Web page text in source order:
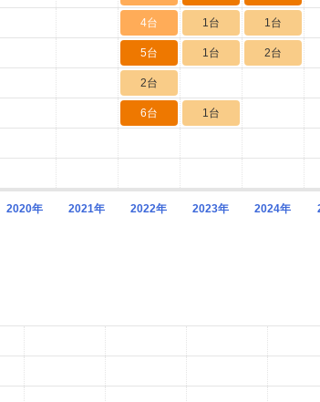
4台 1台 1台
5台 1台 2台
2台
6台 1台
2020年 2021年 2022年 2023年 2024年